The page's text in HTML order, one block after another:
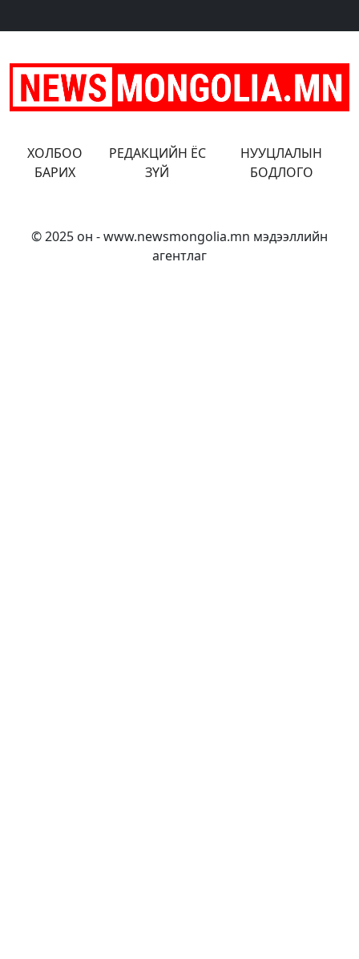
ХОЛБОО
БАРИХ
РЕДАКЦИЙН ЁС
ЗҮЙ
НУУЦЛАЛЫН
БОДЛОГО
© 2025 он - www.newsmongolia.mn мэдээллийн
агентлаг